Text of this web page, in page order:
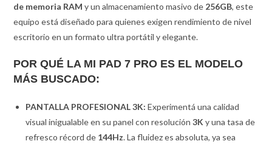
de memoria RAM y un almacenamiento masivo de 256GB, este
equipo está diseñado para quienes exigen rendimiento de nivel
escritorio en un formato ultra portátil y elegante.
POR QUÉ LA MI PAD 7 PRO ES EL MODELO
MÁS BUSCADO:
PANTALLA PROFESIONAL 3K: Experimentá una calidad
visual inigualable en su panel con resolución3K y una tasa de
refresco récord de 144Hz. La fluidez es absoluta, ya sea